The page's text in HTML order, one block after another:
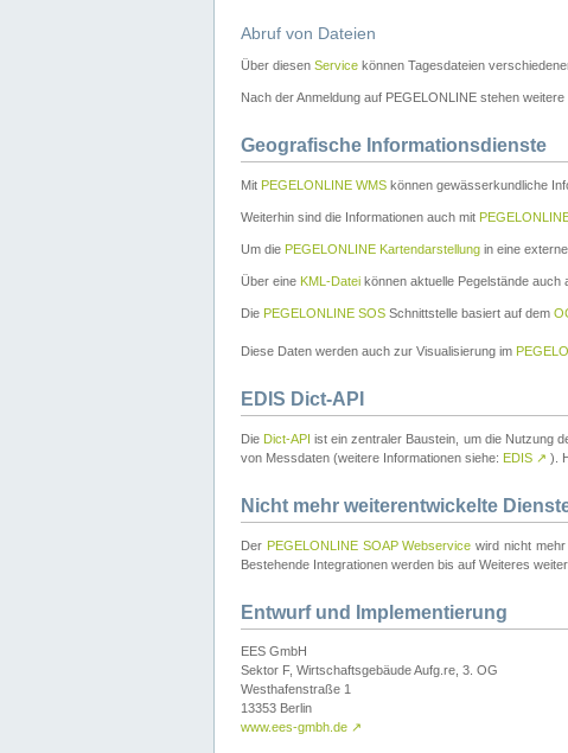
Abruf von Dateien
Über diesen Service können Tagesdateien
Nach der Anmeldung auf PEGELONLINE stehen
Geografische Informationsdienste
Mit PEGELONLINE WMS können gewässerkundliche
Weiterhin sind die Informationen auch mit
Um die PEGELONLINE Kartendarstellung in eine
Über eine KML-Datei können aktuelle Pegelstände auch
Die PEGELONLINE SOS Schnittstelle basiert auf dem
Diese Daten werden auch zur Visualisierung im
EDIS Dict-API
Die Dict-API ist ein zentraler Baustein, um die Nutzung
von Messdaten (weitere Informationen siehe: EDIS ↗ ).
Nicht mehr weiterentwickelte
Der PEGELONLINE SOAP Webservice wird nicht
Bestehende Integrationen werden bis auf Weiteres
Entwurf und Implementierung
EES GmbH
Sektor F, Wirtschaftsgebäude Aufg.re, 3. OG
Westhafenstraße 1
13353 Berlin
www.ees-gmbh.de ↗